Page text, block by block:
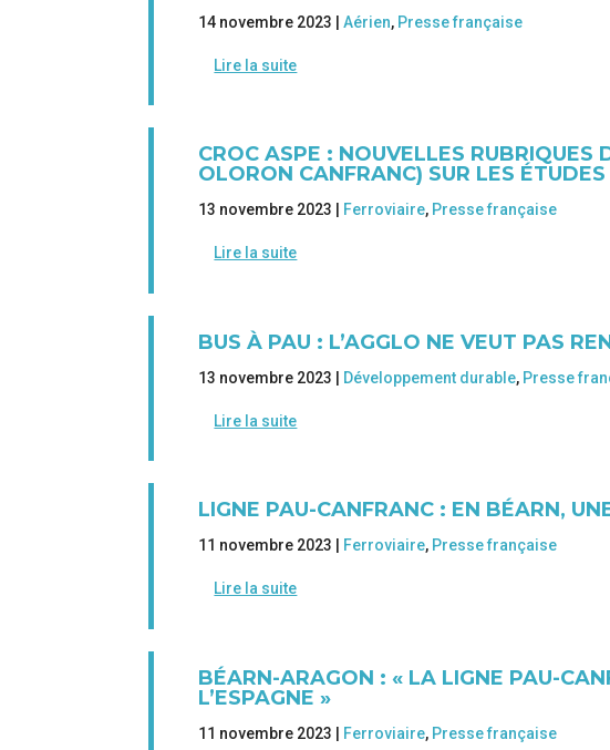
14 novembre 2023 |Aérien, Presse française
Lire la suite
CROC ASPE : NOUVELLES RUBRIQUES
OLORON CANFRANC) SUR LES
13 novembre 2023 | Ferroviaire, Presse française
Lire la suite
BUS À PAU : L’AGGLO NE VEUT PAS
13 novembre 2023 | Développement durable, Presse
Lire la suite
LIGNE PAU-CANFRANC : EN BÉARN,
11 novembre 2023 | Ferroviaire, Presse française
Lire la suite
BÉARN-ARAGON : « LA LIGNE PAU-
L’ESPAGNE »
11 novembre 2023 | Ferroviaire, Presse française